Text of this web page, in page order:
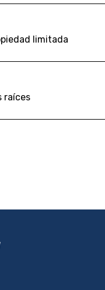
limitada
raíces